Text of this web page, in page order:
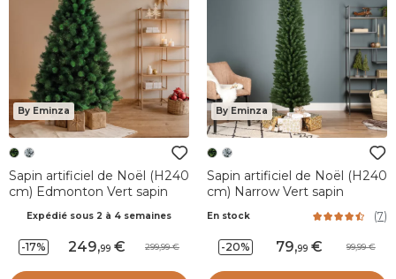
By Eminza
Sapin artificiel de Noël (H240
cm) Edmonton Vert sapin
Expédié sous 2 à 4 semaines
-17% 249,99 299,99
By Eminza
Sapin artificiel de Noël (H240
cm) Narrow Vert sapin
En stock (7)
-20% 79,99 99,99